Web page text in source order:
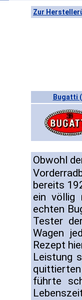
Zur
Bugatti
Obwohl
bereits
ein völlig
echten
Tester
Wagen
Rezept
Leistung
führte